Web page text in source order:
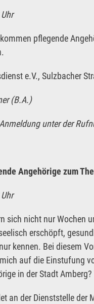
pflegende
e.V., Sulzbacher
(B.A.)
unter der
Angehörige zum
sich nicht nur Wochen
erschöpft,
kennen. Bei diesem
auf die Einstufung
in der Stadt
an der Dienststelle der